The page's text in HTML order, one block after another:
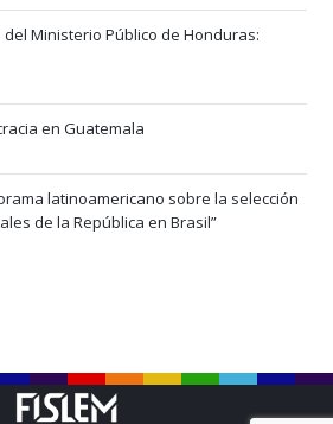
Ministerio Público de Honduras:
en Guatemala
latinoamericano sobre la selección
de la República en Brasil”